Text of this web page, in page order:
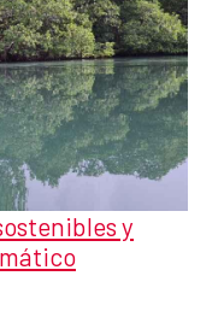
y